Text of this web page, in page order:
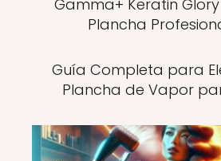
Gamma+ Keratin
Plancha
Guía Completa para
Plancha de Vapor